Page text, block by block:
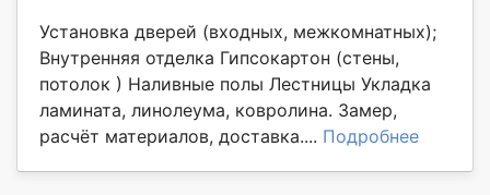
Установка дверей (входных, межкомнатных);
Внутренняя отделка Гипсокартон (стены,
потолок ) Наливные полы Лестницы Укладка
ламината, линолеума, ковролина. Замер,
расчёт материалов, доставка.... Подробнее